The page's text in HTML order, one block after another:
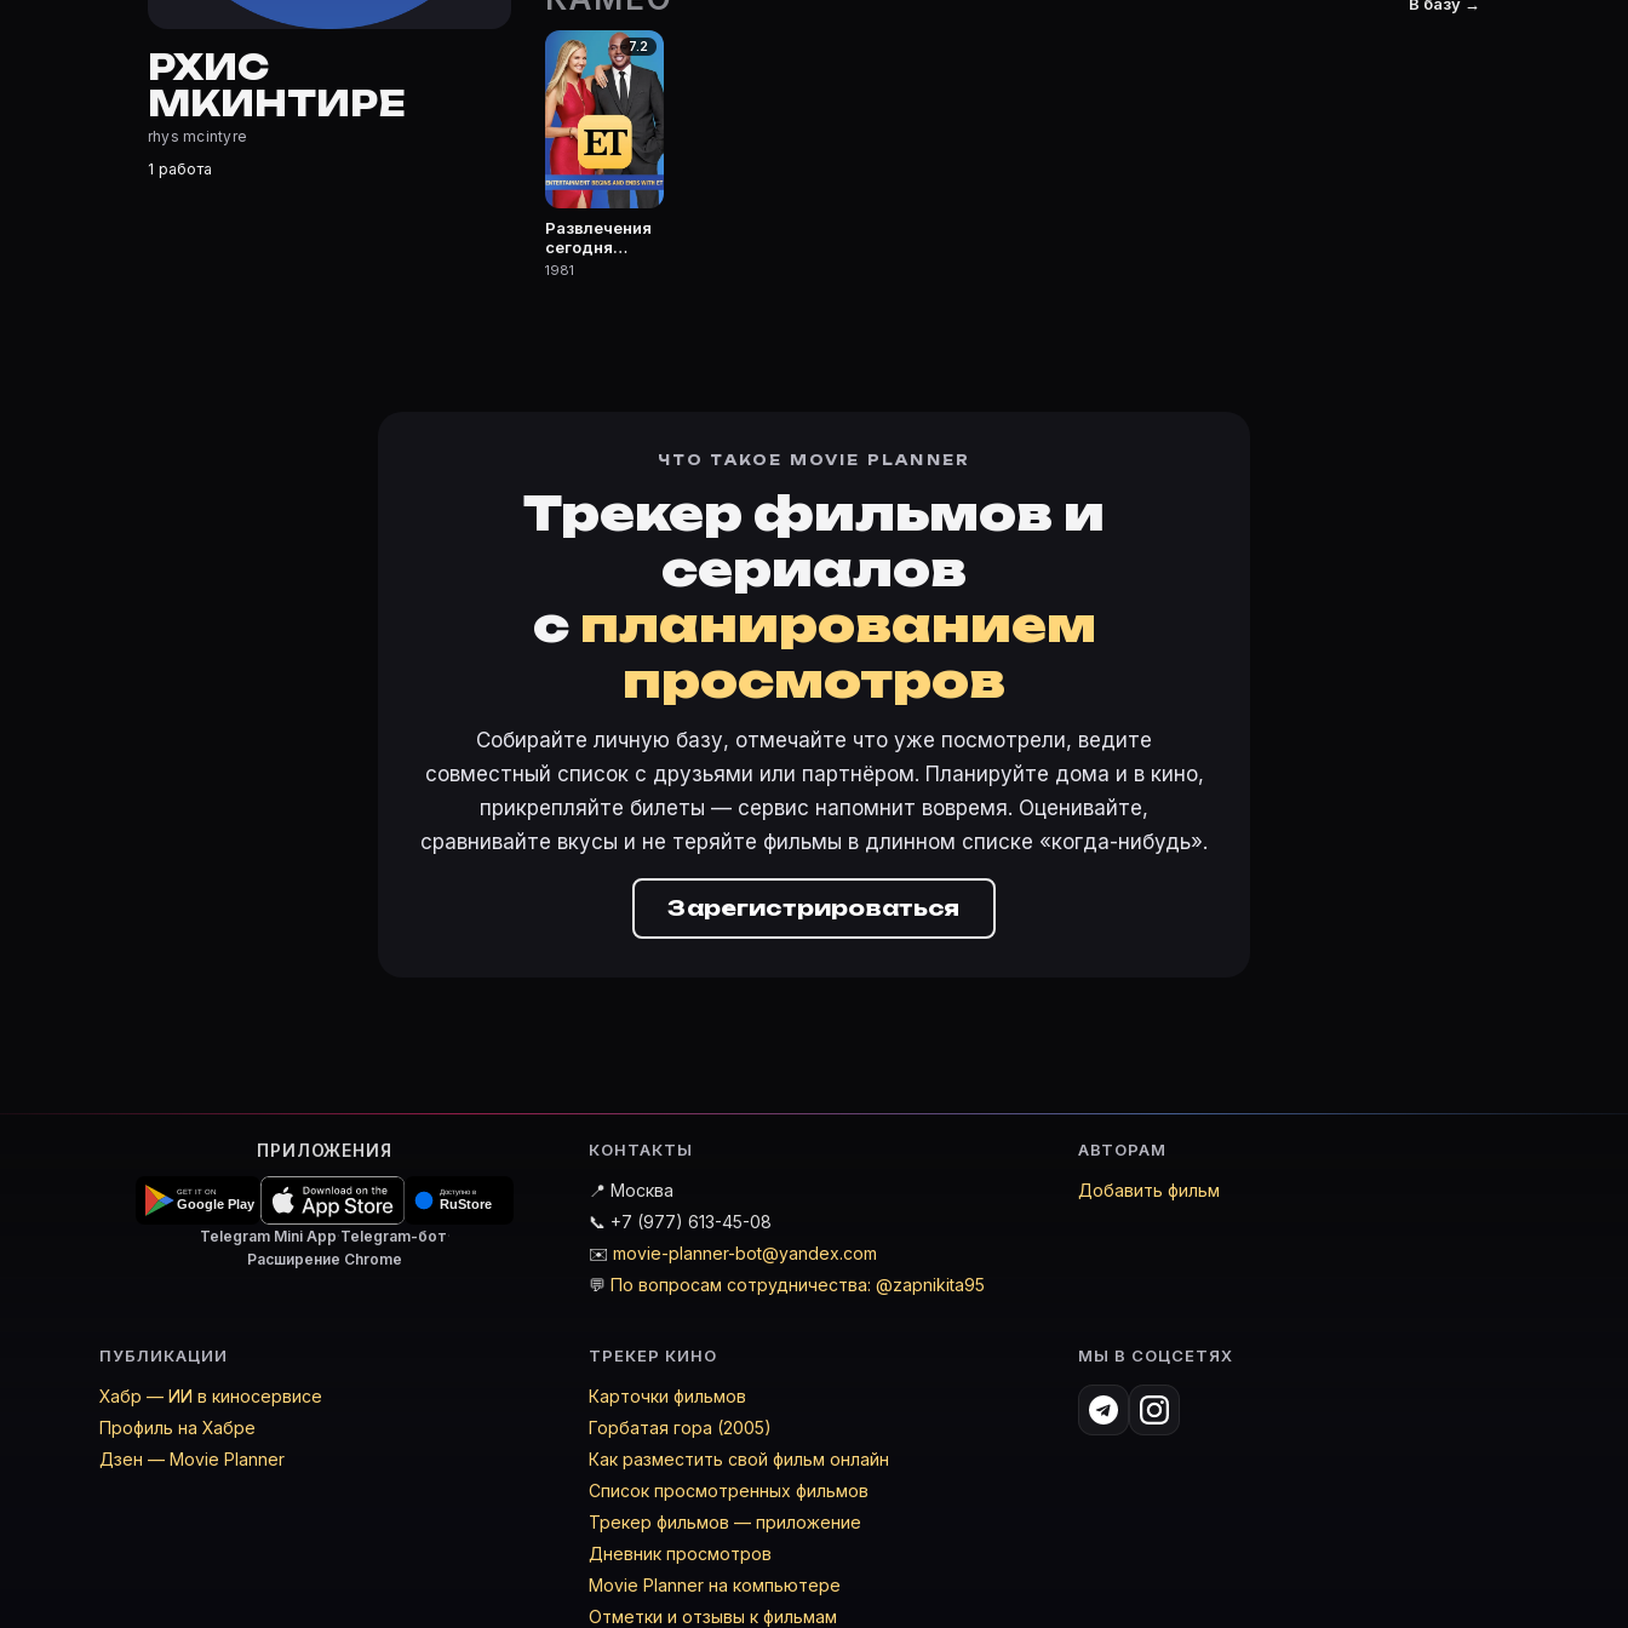
Где открыть фильмографию Рхис Мкинтире?
На Movie Planner: https://movie-planner.ru/s/7160203 — фильмы, сериалы, роли и фото.
РХИС
МКИНТИРЕ
rhys mcintyre
1 работа
7.2
Развлечения
сегодня
вечером
1981
ЧТО ТАКОЕ MOVIE PLANNER
Трекер фильмов и
сериалов
с планированием
просмотров
Собирайте личную базу, отмечайте что уже посмотрели, ведите
совместный список с друзьями или партнёром. Планируйте дома и в кино,
прикрепляйте билеты — сервис напомнит вовремя. Оценивайте,
сравнивайте вкусы и не теряйте фильмы в длинном списке «когда-нибудь».
Зарегистрироваться
ПРИЛОЖЕНИЯ
Telegram Mini App·Telegram-бот·
Расширение Chrome
КОНТАКТЫ
📍 Москва
📞 +7 (977) 613-45-08
✉️ movie-planner-bot@yandex.com
💬 По вопросам сотрудничества: @zapnikita95
АВТОРАМ
Добавить фильм
ПУБЛИКАЦИИ
Хабр — ИИ в киносервисе
Профиль на Хабре
Дзен — Movie Planner
ТРЕКЕР КИНО
Карточки фильмов
Горбатая гора (2005)
Как разместить свой фильм онлайн
Список просмотренных фильмов
Трекер фильмов — приложение
Дневник просмотров
Movie Planner на компьютере
Отметки и отзывы к фильмам
МЫ В СОЦСЕТЯХ